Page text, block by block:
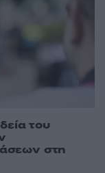
του
στη